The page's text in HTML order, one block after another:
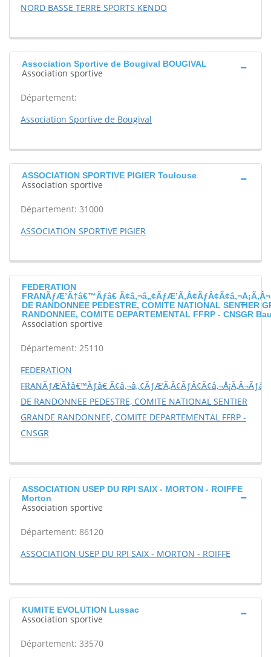
NORD BASSE TERRE SPORTS KENDO
Association Sportive de Bougival BOUGIVAL
Association sportive
Département:
Association Sportive de Bougival
ASSOCIATION SPORTIVE PIGIER Toulouse
Association sportive
Département: 31000
ASSOCIATION SPORTIVE PIGIER
FEDERATION
FRANÃƒÆ’Ã†â€™Ãƒâ€
DE RANDONNEE PEDESTRE, COMITE NATIONAL SENTIER
RANDONNEE, COMITE DEPARTEMENTAL FFRP - CNSGR
Association sportive
Département: 25110
FEDERATION
FRANÃƒÆ’Ã†â€™Ãƒâ€
DE RANDONNEE PEDESTRE, COMITE NATIONAL SENTIER
GRANDE RANDONNEE, COMITE DEPARTEMENTAL FFRP -
CNSGR
ASSOCIATION USEP DU RPI SAIX - MORTON - ROIFFE
Morton
Association sportive
Département: 86120
ASSOCIATION USEP DU RPI SAIX - MORTON - ROIFFE
KUMITE EVOLUTION Lussac
Association sportive
Département: 33570